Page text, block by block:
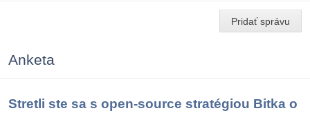
Pridať správu
Anketa
Stretli ste sa s open-source stratégiou Bitka o